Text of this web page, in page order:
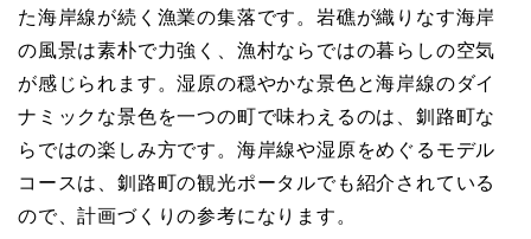
た海岸線が続く漁業の集落です。岩礁が織りなす海岸
の風景は素朴で力強く、漁村ならではの暮らしの空気
が感じられます。湿原の穏やかな景色と海岸線のダイ
ナミックな景色を一つの町で味わえるのは、釧路町な
らではの楽しみ方です。海岸線や湿原をめぐるモデル
コースは、釧路町の観光ポータルでも紹介されている
ので、計画づくりの参考になります。